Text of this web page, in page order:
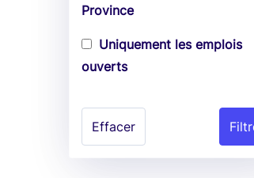
Province
Uniquement les emplois
ouverts
Effacer